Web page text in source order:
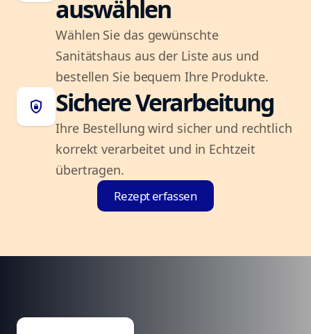
auswählen
Wählen Sie das gewünschte
Sanitätshaus aus der Liste aus und
bestellen Sie bequem Ihre Produkte.
shield_lock Sichere Verarbeitung
Ihre Bestellung wird sicher und rechtlich
korrekt verarbeitet und in Echtzeit
übertragen.
Rezept erfassen